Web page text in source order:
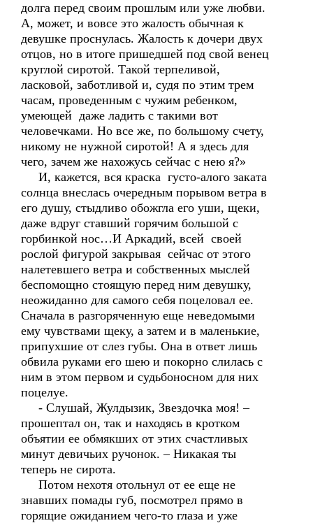
долга перед своим прошлым или уже любви.
А, может, и вовсе это жалость обычная к
девушке проснулась. Жалость к дочери двух
отцов, но в итоге пришедшей под свой венец
круглой сиротой. Такой терпеливой,
ласковой, заботливой и, судя по этим трем
часам, проведенным с чужим ребенком,
умеющей даже ладить с такими вот
человечками. Но все же, по большому счету,
никому не нужной сиротой! А я здесь для
чего, зачем же нахожусь сейчас с нею я?»
И, кажется, вся краска густо-алого заката
солнца внеслась очередным порывом ветра в
его душу, стыдливо обожгла его уши, щеки,
даже вдруг ставший горячим большой с
горбинкой нос…И Аркадий, всей своей
рослой фигурой закрывая сейчас от этого
налетевшего ветра и собственных мыслей
беспомощно стоящую перед ним девушку,
неожиданно для самого себя поцеловал ее.
Сначала в разгоряченную еще неведомыми
ему чувствами щеку, а затем и в маленькие,
припухшие от слез губы. Она в ответ лишь
обвила руками его шею и покорно слилась с
ним в этом первом и судьбоносном для них
поцелуе.
- Слушай, Жулдызик, Звездочка моя! –
прошептал он, так и находясь в кротком
объятии ее обмякших от этих счастливых
минут девичьих ручонок. – Никакая ты
теперь не сирота.
Потом нехотя отольнул от ее еще не
знавших помады губ, посмотрел прямо в
горящие ожиданием чего-то глаза и уже